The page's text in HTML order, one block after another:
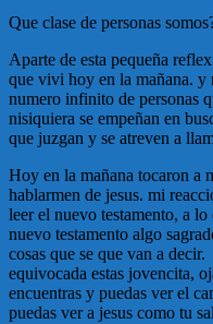
Que clase de personas
Aparte de esta pequeña
que vivi hoy en la mañana. y
numero infinito de personas
nisiquiera se empeñan en
que juzgan y se atreven a
Hoy en la mañana tocaron a
hablarmen de jesus. mi
leer el nuevo testamento, a
nuevo testamento algo
cosas que se que van a
equivocada estas jovencita,
encuentras y puedas ver el
puedas ver a jesus como tu